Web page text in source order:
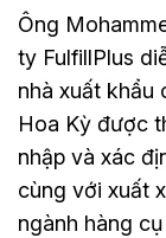
Ông
ty FulfillPlus
nhà xuất khẩu
Hoa Kỳ được
nhập và xác
cùng với xuất
ngành hàng